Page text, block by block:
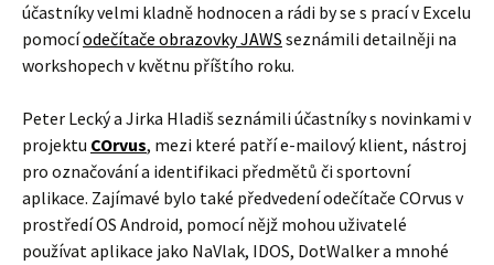
účastníky velmi kladně hodnocen a rádi by se s prací v Excelu
pomocíodečítače obrazovky JAWS seznámili detailněji na
workshopech v květnu příštího roku.
Peter Lecký a Jirka Hladiš seznámili účastníky s novinkami v
projektu COrvus, mezi které patří e-mailový klient, nástroj
pro označování a identifikaci předmětů či sportovní
aplikace. Zajímavé bylo také předvedení odečítače COrvus v
prostředí OS Android, pomocí nějž mohou uživatelé
používat aplikace jako NaVlak, IDOS, DotWalker a mnohé